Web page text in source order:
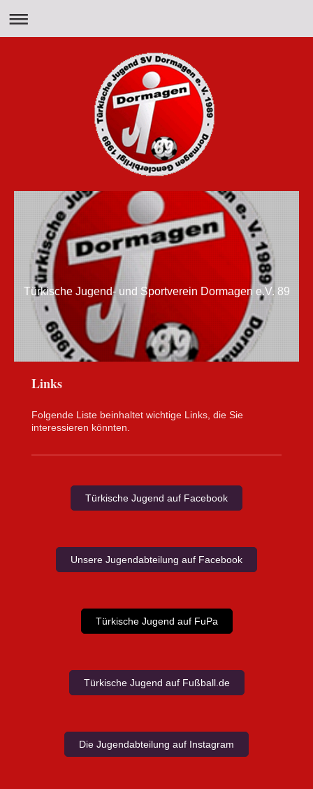
Türkische Jugend- und Sportverein Dormagen e.V. 89
Links
Folgende Liste beinhaltet wichtige Links, die Sie
interessieren könnten.
Türkische Jugend auf Facebook
Unsere Jugendabteilung auf Facebook
Türkische Jugend auf FuPa
Türkische Jugend auf Fußball.de
Die Jugendabteilung auf Instagram